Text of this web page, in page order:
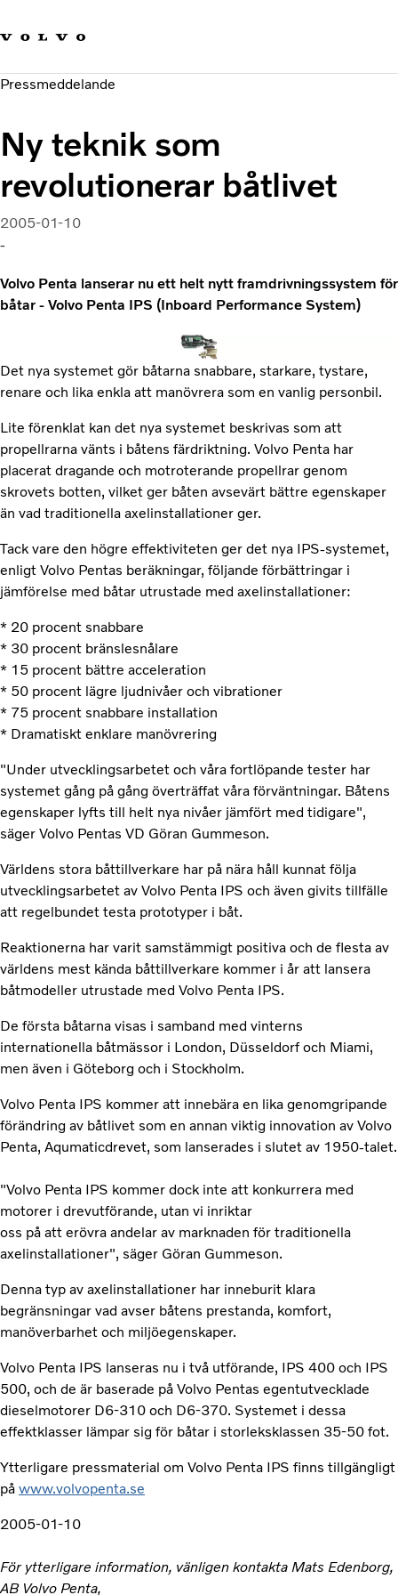
Hållbara transporter
Investerare
Pressmeddelande
Ny teknik som
revolutionerar båtlivet
2005-01-10
-
Volvo Penta lanserar nu ett helt nytt framdrivningssystem för
båtar - Volvo Penta IPS (Inboard Performance System)
Det nya systemet gör båtarna snabbare, starkare, tystare,
renare och lika enkla att manövrera som en vanlig personbil.
Lite förenklat kan det nya systemet beskrivas som att
propellrarna vänts i båtens färdriktning. Volvo Penta har
placerat dragande och motroterande propellrar genom
skrovets botten, vilket ger båten avsevärt bättre egenskaper
än vad traditionella axelinstallationer ger.
Tack vare den högre effektiviteten ger det nya IPS-systemet,
enligt Volvo Pentas beräkningar, följande förbättringar i
jämförelse med båtar utrustade med axelinstallationer:
* 20 procent snabbare
* 30 procent bränslesnålare
* 15 procent bättre acceleration
* 50 procent lägre ljudnivåer och vibrationer
* 75 procent snabbare installation
* Dramatiskt enklare manövrering
"Under utvecklingsarbetet och våra fortlöpande tester har
systemet gång på gång överträffat våra förväntningar. Båtens
egenskaper lyfts till helt nya nivåer jämfört med tidigare",
säger Volvo Pentas VD Göran Gummeson.
Världens stora båttillverkare har på nära håll kunnat följa
utvecklingsarbetet av Volvo Penta IPS och även givits tillfälle
att regelbundet testa prototyper i båt.
Reaktionerna har varit samstämmigt positiva och de flesta av
världens mest kända båttillverkare kommer i år att lansera
båtmodeller utrustade med Volvo Penta IPS.
De första båtarna visas i samband med vinterns
internationella båtmässor i London, Düsseldorf och Miami,
men även i Göteborg och i Stockholm.
Volvo Penta IPS kommer att innebära en lika genomgripande
förändring av båtlivet som en annan viktig innovation av Volvo
Penta, Aqumaticdrevet, som lanserades i slutet av 1950-talet.
"Volvo Penta IPS kommer dock inte att konkurrera med
motorer i drevutförande, utan vi inriktar
oss på att erövra andelar av marknaden för traditionella
axelinstallationer", säger Göran Gummeson.
Denna typ av axelinstallationer har inneburit klara
begränsningar vad avser båtens prestanda, komfort,
manöverbarhet och miljöegenskaper.
Volvo Penta IPS lanseras nu i två utförande, IPS 400 och IPS
500, och de är baserade på Volvo Pentas egentutvecklade
dieselmotorer D6-310 och D6-370. Systemet i dessa
effektklasser lämpar sig för båtar i storleksklassen 35-50 fot.
Ytterligare pressmaterial om Volvo Penta IPS finns tillgängligt
på www.volvopenta.se
2005-01-10
För ytterligare information, vänligen kontakta Mats Edenborg,
AB Volvo Penta,